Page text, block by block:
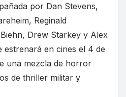
por Dan Stevens,
Reginald
Drew Starkey y Alex
estrenará en cines el 4 de
una mezcla de horror
de thriller militar y